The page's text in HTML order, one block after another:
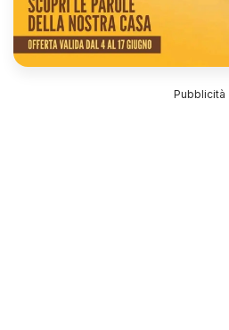
Pubblicità